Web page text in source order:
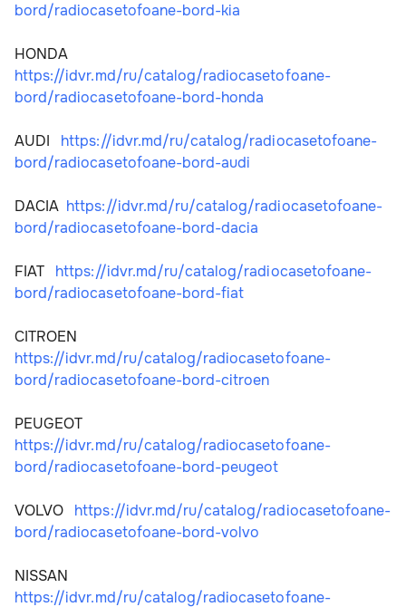
bord/radiocasetofoane-bord-kia
https://idvr.md/ru/catalog/radiocasetofoane-
bord/radiocasetofoane-bord-honda
AUDI https://idvr.md/ru/catalog/radiocasetofoane-
bord/radiocasetofoane-bord-audi
DACIA https://idvr.md/ru/catalog/radiocasetofoane-
bord/radiocasetofoane-bord-dacia
FIAT https://idvr.md/ru/catalog/radiocasetofoane-
bord/radiocasetofoane-bord-fiat
https://idvr.md/ru/catalog/radiocasetofoane-
bord/radiocasetofoane-bord-citroen
https://idvr.md/ru/catalog/radiocasetofoane-
bord/radiocasetofoane-bord-peugeot
VOLVO https://idvr.md/ru/catalog/radiocasetofoane-
bord/radiocasetofoane-bord-volvo
https://idvr.md/ru/catalog/radiocasetofoane-